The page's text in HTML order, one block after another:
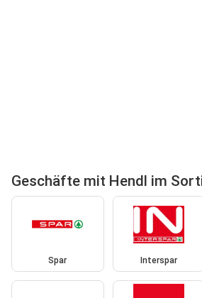
Geschäfte mit Hendl im
Spar Interspar